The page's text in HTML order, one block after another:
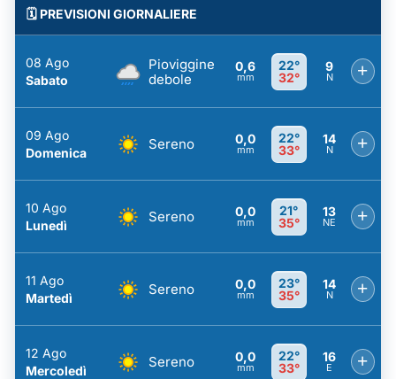
🗓️ PREVISIONI GIORNALIERE
08 Ago
Sabato
Pioviggine
debole
0,6
mm
22°
32°
9
N +
09 Ago
Domenica
Sereno 0,0
mm
22°
33°
14
N +
10 Ago
Lunedì
Sereno 0,0
mm
21°
35°
13
NE +
11 Ago
Martedì
Sereno 0,0
mm
23°
35°
14
N +
12 Ago
Mercoledì
Sereno 0,0
mm
22°
33°
16
E +